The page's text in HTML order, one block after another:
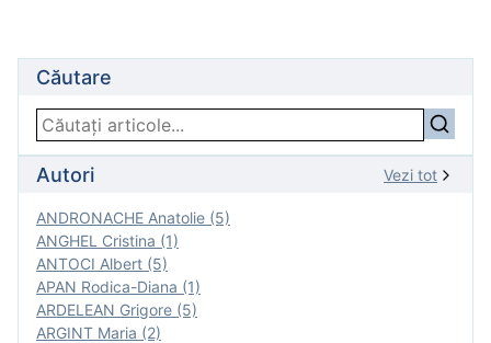
Căutare
Autori Vezi tot
ANDRONACHE Anatolie (5)
ANGHEL Cristina (1)
ANTOCI Albert (5)
APAN Rodica-Diana (1)
ARDELEAN Grigore (5)
ARGINT Maria (2)